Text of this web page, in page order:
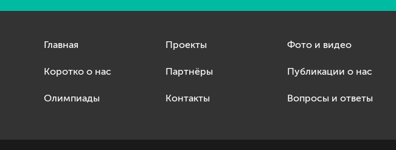
Главная
Коротко о нас
Олимпиады
Проекты
Партнёры
Контакты
Фото и видео
Публикации о нас
Вопросы и ответы